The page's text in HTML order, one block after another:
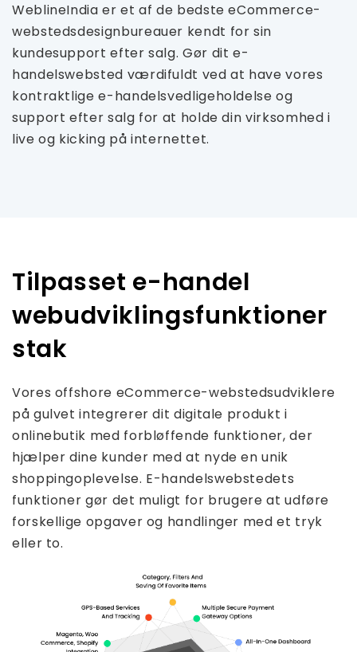
WeblineIndia er et af de bedste eCommerce-
webstedsdesignbureauer kendt for sin
kundesupport efter salg. Gør dit e-
handelswebsted værdifuldt ved at have vores
kontraktlige e-handelsvedligeholdelse og
support efter salg for at holde din virksomhed i
live og kicking på internettet.
Tilpasset e-handel
webudviklingsfunktioner
stak
Vores offshore eCommerce-webstedsudviklere
på gulvet integrerer dit digitale produkt i
onlinebutik med forbløffende funktioner, der
hjælper dine kunder med at nyde en unik
shoppingoplevelse. E-handelswebstedets
funktioner gør det muligt for brugere at udføre
forskellige opgaver og handlinger med et tryk
eller to.